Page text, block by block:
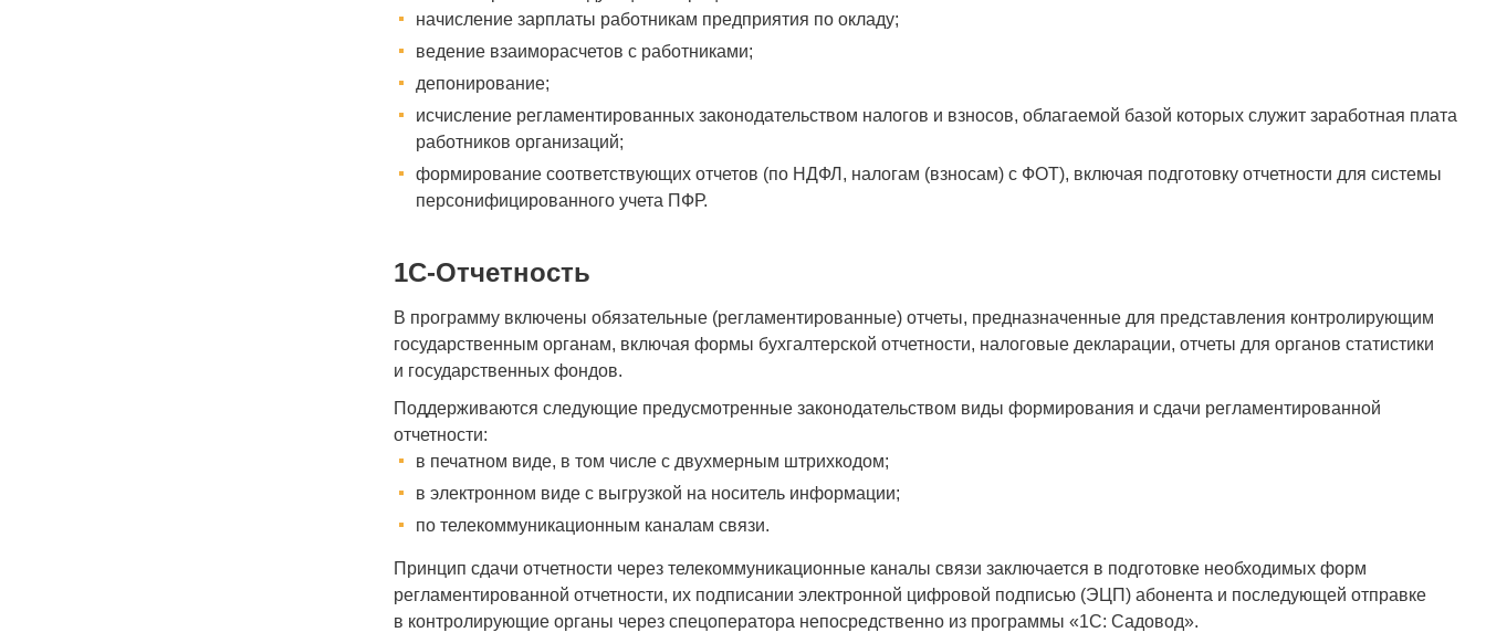
начисление зарплаты работникам предприятия по окладу;
ведение взаиморасчетов с работниками;
депонирование;
исчисление регламентированных законодательством налогов и взносов, облагаемой базой которых служит заработная плата
работников организаций;
формирование соответствующих отчетов (по НДФЛ, налогам (взносам) с ФОТ), включая подготовку отчетности для системы
персонифицированного учета ПФР.
1С-Отчетность
В программу включены обязательные (регламентированные) отчеты, предназначенные для представления контролирующим
государственным органам, включая формы бухгалтерской отчетности, налоговые декларации, отчеты для органов статистики
и государственных фондов.
Поддерживаются следующие предусмотренные законодательством виды формирования и сдачи регламентированной
отчетности:
в печатном виде, в том числе с двухмерным штрихкодом;
в электронном виде с выгрузкой на носитель информации;
по телекоммуникационным каналам связи.
Принцип сдачи отчетности через телекоммуникационные каналы связи заключается в подготовке необходимых форм
регламентированной отчетности, их подписании электронной цифровой подписью (ЭЦП) абонента и последующей отправке
в контролирующие органы через спецоператора непосредственно из программы «1С: Садовод».